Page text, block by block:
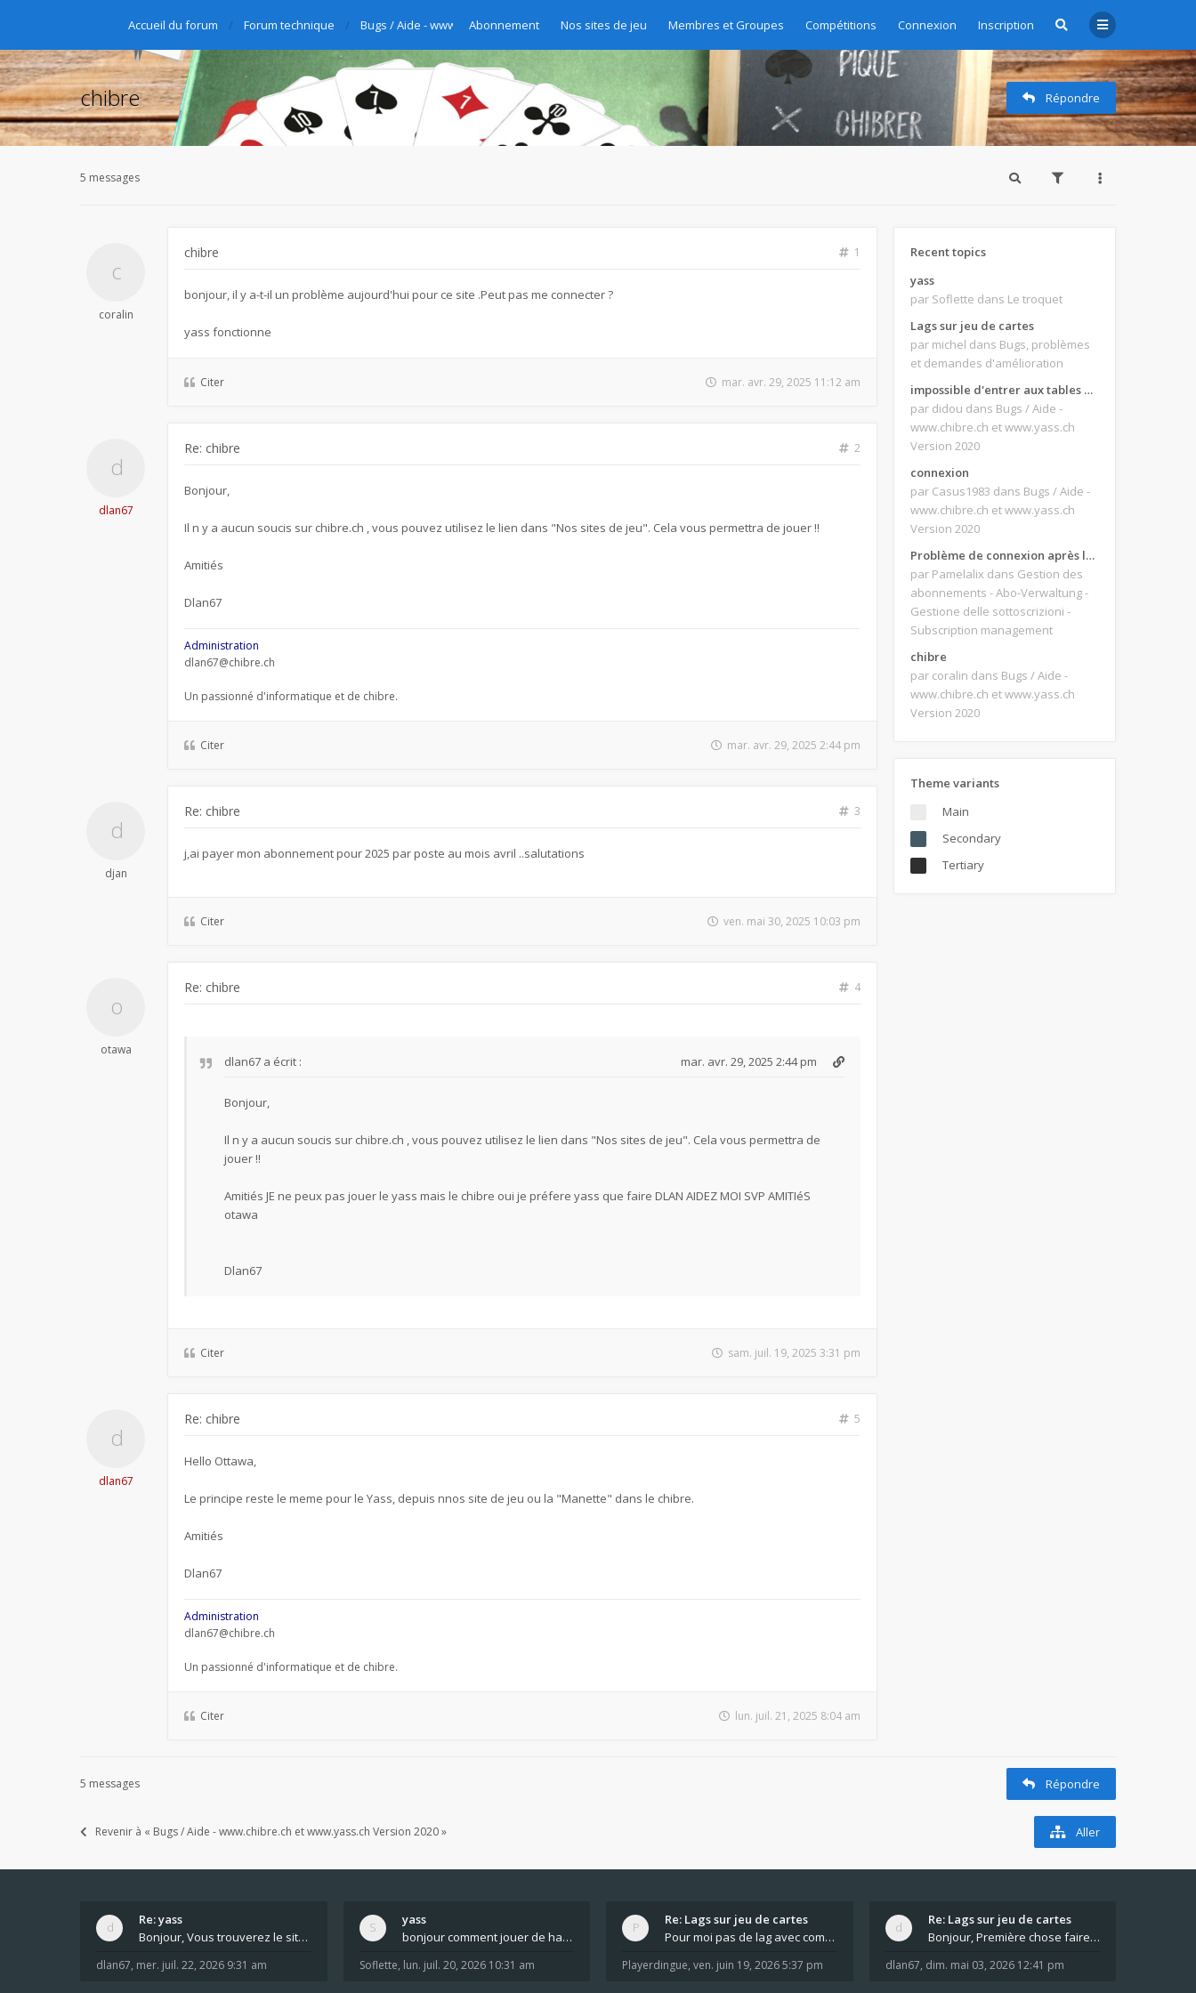
Abonnement Nos sites de jeu Membres et Groupes Compétitions Connexion Inscription
Accueil du forum Forum technique Bugs / Aide - www.chibre.ch et www.yass.ch Version 2020
chibre Répondre
5 messages
coralin
chibre 1
bonjour, il y a-t-il un problème aujourd'hui pour ce site .Peut pas me connecter ?
yass fonctionne
Citer mar. avr. 29, 2025 11:12 am
dlan67
Re: chibre 2
Bonjour,
Il n y a aucun soucis sur chibre.ch , vous pouvez utilisez le lien dans "Nos sites de jeu". Cela vous permettra de jouer !!
Amitiés
Dlan67
Administration
dlan67@chibre.ch
Un passionné d'informatique et de chibre.
Citer mar. avr. 29, 2025 2:44 pm
djan
Re: chibre 3
j,ai payer mon abonnement pour 2025 par poste au mois avril ..salutations
Citer ven. mai 30, 2025 10:03 pm
otawa
Re: chibre 4
dlan67 a écrit : mar. avr. 29, 2025 2:44 pm
Bonjour,
Il n y a aucun soucis sur chibre.ch , vous pouvez utilisez le lien dans "Nos sites de jeu". Cela vous permettra de
jouer !!
Amitiés JE ne peux pas jouer le yass mais le chibre oui je préfere yass que faire DLAN AIDEZ MOI SVP AMITIéS
otawa
Dlan67
Citer sam. juil. 19, 2025 3:31 pm
dlan67
Re: chibre 5
Hello Ottawa,
Le principe reste le meme pour le Yass, depuis nnos site de jeu ou la "Manette" dans le chibre.
Amitiés
Dlan67
Administration
dlan67@chibre.ch
Un passionné d'informatique et de chibre.
Citer lun. juil. 21, 2025 8:04 am
Recent topics
yass
par Soflette dans Le troquet
Lags sur jeu de cartes
par michel dans Bugs, problèmes
et demandes d'amélioration
impossible d'entrer aux tables de jeux
par didou dans Bugs / Aide -
www.chibre.ch et www.yass.ch
Version 2020
connexion
par Casus1983 dans Bugs / Aide -
www.chibre.ch et www.yass.ch
Version 2020
Problème de connexion après le changement d'adresse e-mail.
par Pamelalix dans Gestion des
abonnements - Abo-Verwaltung -
Gestione delle sottoscrizioni -
Subscription management
chibre
par coralin dans Bugs / Aide -
www.chibre.ch et www.yass.ch
Version 2020
Theme variants
Main
Secondary
Tertiary
5 messages Répondre
Revenir à « Bugs / Aide - www.chibre.ch et www.yass.ch Version 2020 » Aller
Re: yass
Bonjour, Vous trouverez le site ici dans le foru
dlan67, mer. juil. 22, 2026 9:31 am
yass
bonjour comment jouer de haut en bas tout atout mi
Soflette, lun. juil. 20, 2026 10:31 am
Re: Lags sur jeu de cartes
Pour moi pas de lag avec comme navigateur Chrome
Playerdingue, ven. juin 19, 2026 5:37 pm
Re: Lags sur jeu de cartes
Bonjour, Première chose faire un arrêt complet de
dlan67, dim. mai 03, 2026 12:41 pm